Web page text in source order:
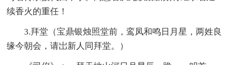
续香火的重任！
3.拜堂（宝鼎银烛照堂前，鸾凤和鸣日月星，两姓良
缘今朝会，请岀新人同拜堂。）